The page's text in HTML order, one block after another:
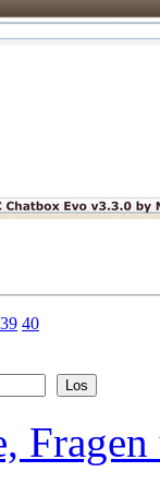
39 40